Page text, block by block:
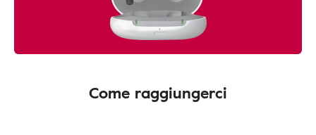
Come raggiungerci